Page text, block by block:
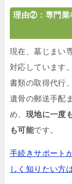
理由②：専門業
現在、墓じまい
対応しています。
書類の取得代行
遺骨の郵送手配
め、 現地に一度
も可能です。
手続きサポート
しく知りたい方